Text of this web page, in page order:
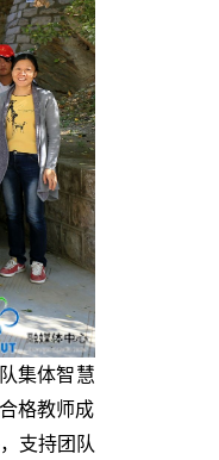
集体智慧
格教师成
支持团队